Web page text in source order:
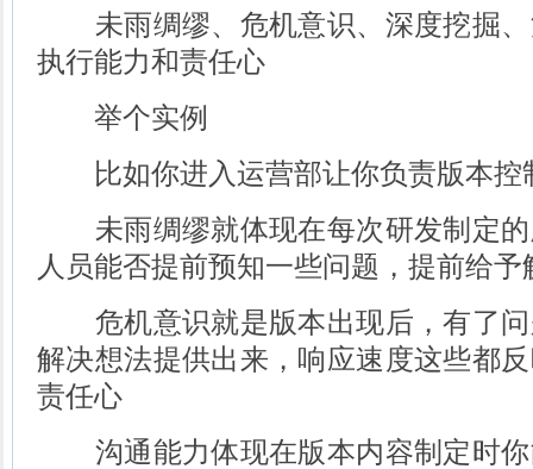
未雨绸缪、危机意识、深度挖掘、
执行能力和责任心
举个实例
比如你进入运营部让你负责版本控
未雨绸缪就体现在每次研发制定的
人员能否提前预知一些问题，提前给予
危机意识就是版本出现后，有了问
解决想法提供出来，响应速度这些都
责任心
沟通能力体现在版本内容制定时你